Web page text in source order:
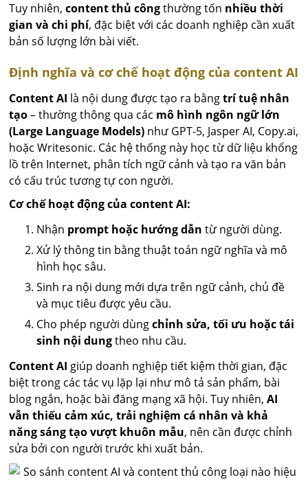
Tuy nhiên,content thủ côngthường tốn nhiều thời
gian và chi phí, đặc biệt với các doanh nghiệp cần xuất
bản số lượng lớn bài viết.
Định nghĩa và cơ chế hoạt động của content AI
Content AI là nội dung được tạo ra bằngtrí tuệ nhân
tạo– thường thông qua các mô hình ngôn ngữ lớn
(Large Language Models) như GPT-5, Jasper AI, Copy.ai,
hoặc Writesonic. Các hệ thống này học từ dữ liệu khổng
lồ trên Internet, phân tích ngữ cảnh và tạo ra văn bản
có cấu trúc tương tự con người.
Cơ chế hoạt động của content AI:
Nhận prompt hoặc hướng dẫn từ người dùng.
Xử lý thông tin bằng thuật toán ngữ nghĩa và mô
hình học sâu.
Sinh ra nội dung mới dựa trên ngữ cảnh, chủ đề
và mục tiêu được yêu cầu.
Cho phép người dùngchỉnh sửa, tối ưu hoặc tái
sinh nội dungtheo nhu cầu.
Content AI giúp doanh nghiệp tiết kiệm thời gian, đặc
biệt trong các tác vụ lặp lại như mô tả sản phẩm, bài
blog ngắn, hoặc bài đăng mạng xã hội. Tuy nhiên,AI
vẫn thiếu cảm xúc, trải nghiệm cá nhân và khả
năng sáng tạo vượt khuôn mẫu, nên cần được chỉnh
sửa bởi con người trước khi xuất bản.